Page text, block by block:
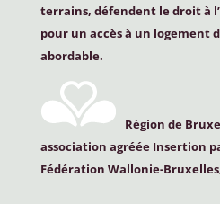
terrains, défendent le droit à
pour un accès à un logement
abordable.
Région de
association agréée Insertion
Fédération Wallonie-